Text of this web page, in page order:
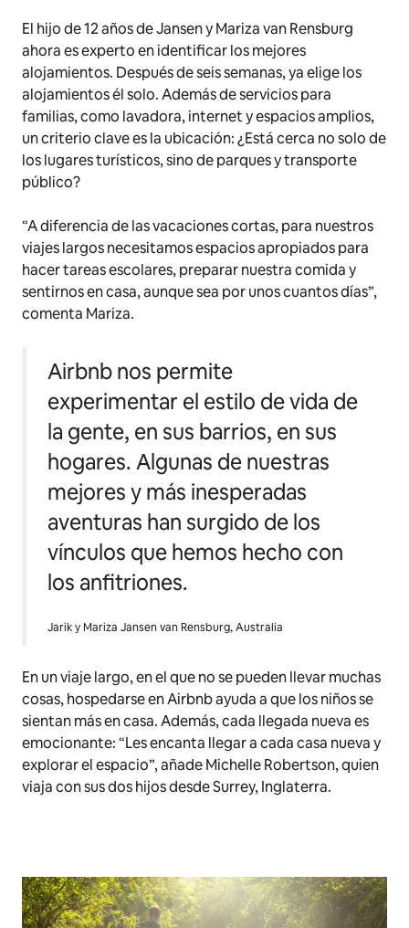
El hijo de 12 años de Jansen y Mariza van Rensburg
ahora es experto en identificar los mejores
alojamientos. Después de seis semanas, ya elige los
alojamientos él solo. Además de servicios para
familias, como lavadora, internet y espacios amplios,
un criterio clave es la ubicación: ¿Está cerca no solo de
los lugares turísticos, sino de parques y transporte
público?
“A diferencia de las vacaciones cortas, para nuestros
viajes largos necesitamos espacios apropiados para
hacer tareas escolares, preparar nuestra comida y
sentirnos en casa, aunque sea por unos cuantos días”,
comenta Mariza.
Airbnb nos permite
experimentar el estilo de vida de
la gente, en sus barrios, en sus
hogares. Algunas de nuestras
mejores y más inesperadas
aventuras han surgido de los
vínculos que hemos hecho con
los anfitriones.
Jarik y Mariza Jansen van Rensburg, Australia
En un viaje largo, en el que no se pueden llevar muchas
cosas, hospedarse en Airbnb ayuda a que los niños se
sientan más en casa. Además, cada llegada nueva es
emocionante: “Les encanta llegar a cada casa nueva y
explorar el espacio”, añade Michelle Robertson, quien
viaja con sus dos hijos desde Surrey, Inglaterra.